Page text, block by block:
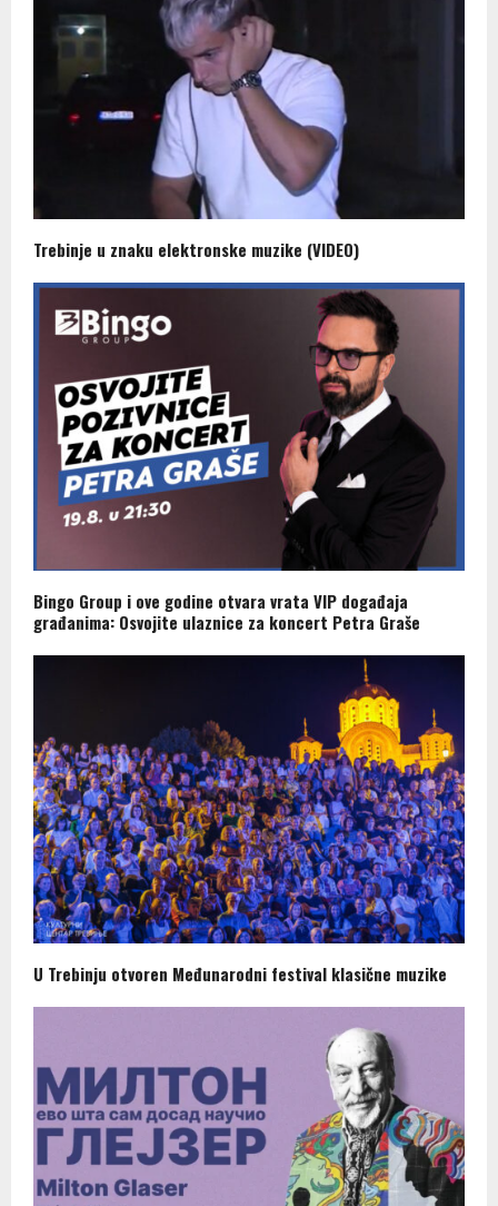
Trebinje u znaku elektronske muzike (VIDEO)
Bingo Group i ove godine otvara vrata VIP događaja
građanima: Osvojite ulaznice za koncert Petra Graše
U Trebinju otvoren Međunarodni festival klasične muzike